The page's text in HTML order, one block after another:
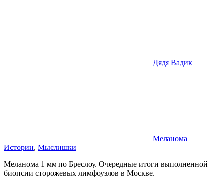
Дядя Вадик
Меланома
Истории, Мыслишки
Меланома 1 мм по Бреслоу. Очередные итоги выполненной
биопсии сторожевых лимфоузлов в Москве.